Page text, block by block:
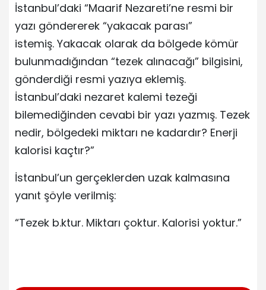
İstanbul’daki “Maarif Nezareti’ne resmi bir
yazı göndererek “yakacak parası”
istemiş. Yakacak olarak da bölgede kömür
bulunmadığından “tezek alınacağı” bilgisini,
gönderdiği resmi yazıya eklemiş.
İstanbul’daki nezaret kalemi tezeği
bilemediğinden cevabi bir yazı yazmış. Tezek
nedir, bölgedeki miktarı ne kadardır? Enerji
kalorisi kaçtır?”
İstanbul’un gerçeklerden uzak kalmasına
yanıt şöyle verilmiş:
“Tezek b.ktur. Miktarı çoktur. Kalorisi yoktur.”